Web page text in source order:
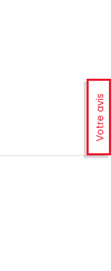
Votre avis